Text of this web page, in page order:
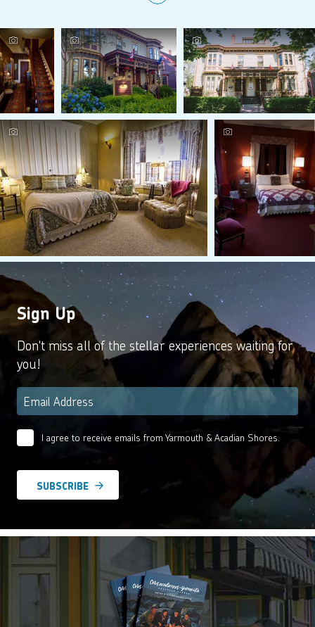
Sign Up
Don't miss all of the stellar experiences waiting for
you!
Email
Email
I agree to receive emails from Yarmouth & Acadian Shores.